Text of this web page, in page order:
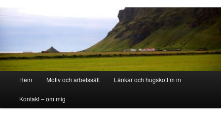
Skip to primary content
Skip to secondary content
Hem Motiv och arbetssätt Länkar och hugskott m m
Kontakt – om mig